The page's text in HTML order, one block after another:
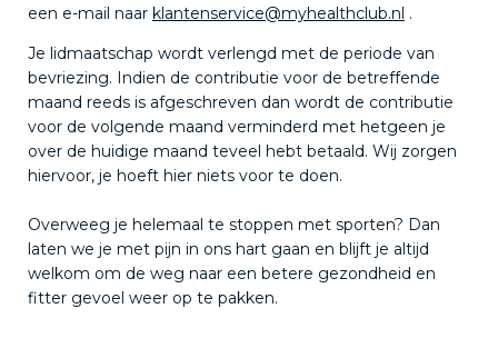
een e-mail naar klantenservice@myhealthclub.nl .
Je lidmaatschap wordt verlengd met de periode van
bevriezing. Indien de contributie voor de betreffende
maand reeds is afgeschreven dan wordt de contributie
voor de volgende maand verminderd met hetgeen je
over de huidige maand teveel hebt betaald. Wij zorgen
hiervoor, je hoeft hier niets voor te doen.
Overweeg je helemaal te stoppen met sporten? Dan
laten we je met pijn in ons hart gaan en blijft je altijd
welkom om de weg naar een betere gezondheid en
fitter gevoel weer op te pakken.